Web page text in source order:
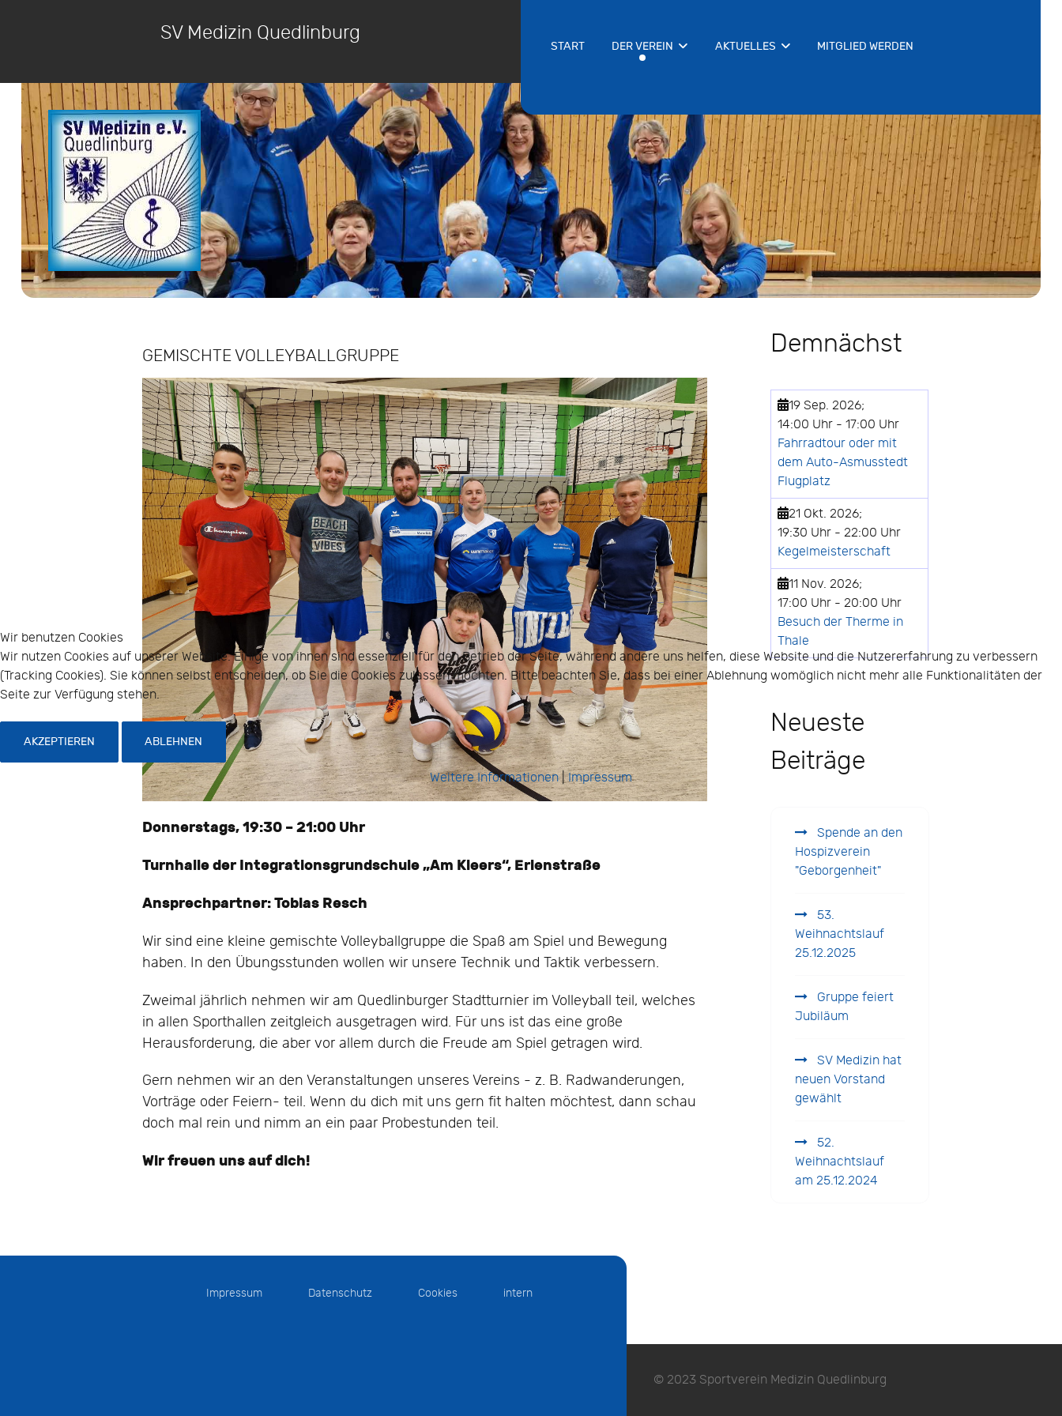
SV Medizin Quedlinburg
START DER VEREIN AKTUELLES MITGLIED WERDEN
GEMISCHTE VOLLEYBALLGRUPPE
Donnerstags, 19:30 – 21:00 Uhr
Turnhalle der Integrationsgrundschule „Am Kleers“, Erlenstraße
Ansprechpartner: Tobias Resch
Wir sind eine kleine gemischte Volleyballgruppe die Spaß am Spiel und Bewegung
haben. In den Übungsstunden wollen wir unsere Technik und Taktik verbessern.
Zweimal jährlich nehmen wir am Quedlinburger Stadtturnier im Volleyball teil, welches
in allen Sporthallen zeitgleich ausgetragen wird. Für uns ist das eine große
Herausforderung, die aber vor allem durch die Freude am Spiel getragen wird.
Gern nehmen wir an den Veranstaltungen unseres Vereins - z. B. Radwanderungen,
Vorträge oder Feiern- teil. Wenn du dich mit uns gern fit halten möchtest, dann schau
doch mal rein und nimm an ein paar Probestunden teil.
Wir freuen uns auf dich!
Demnächst
19 Sep. 2026;
14:00 Uhr -17:00 Uhr
Fahrradtour oder mit
dem Auto-Asmusstedt
Flugplatz
21 Okt. 2026;
19:30 Uhr -22:00 Uhr
Kegelmeisterschaft
11 Nov. 2026;
17:00 Uhr -20:00 Uhr
Besuch der Therme in
Thale
Neueste
Beiträge
Spende an den
Hospizverein
"Geborgenheit"
53.
Weihnachtslauf
25.12.2025
Gruppe feiert
Jubiläum
SV Medizin hat
neuen Vorstand
gewählt
52.
Weihnachtslauf
am 25.12.2024
Impressum Datenschutz Cookies intern
© 2023 Sportverein Medizin Quedlinburg
Wir benutzen Cookies
Wir nutzen Cookies auf unserer Website. Einige von ihnen sind essenziell für den Betrieb der Seite, während andere uns helfen, diese Website und die Nutzererfahrung zu verbessern
(Tracking Cookies). Sie können selbst entscheiden, ob Sie die Cookies zulassen möchten. Bitte beachten Sie, dass bei einer Ablehnung womöglich nicht mehr alle Funktionalitäten der
Seite zur Verfügung stehen.
AKZEPTIEREN ABLEHNEN
Weitere Informationen|Impressum